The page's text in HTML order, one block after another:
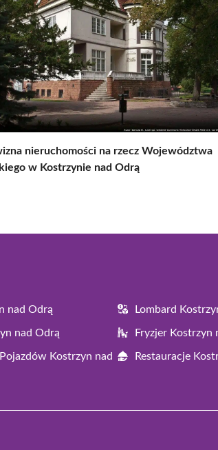
nieruchomości na rzecz Województwa
w Kostrzynie nad Odrą
nad Odrą Lombard
nad Odrą Fryzjer Kostrzyn
Kostrzyn nad
Restauracje